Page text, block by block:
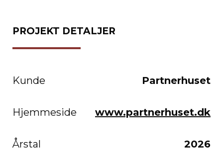
PROJEKT DETALJER
Kunde Partnerhuset
Hjemmeside www.partnerhuset.dk
Årstal 2026